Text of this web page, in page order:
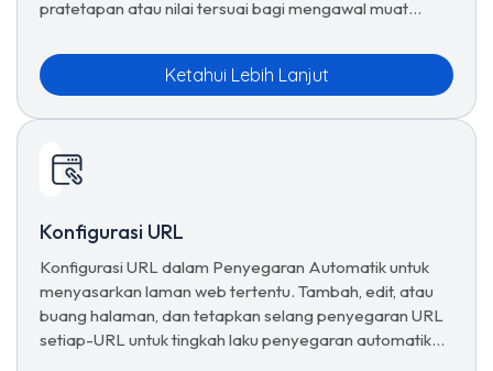
pratetapan atau nilai tersuai bagi mengawal muat
Ketahui Lebih Lanjut
Konfigurasi URL
Konfigurasi URL dalam Penyegaran Automatik untuk
menyasarkan laman web tertentu. Tambah, edit, atau
buang halaman, dan tetapkan selang penyegaran URL
setiap-URL untuk tingkah laku penyegaran automatik